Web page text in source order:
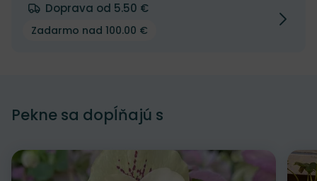
Doprava od 5.50 €
Zadarmo nad 100.00 €
Pekne sa dopĺňajú s